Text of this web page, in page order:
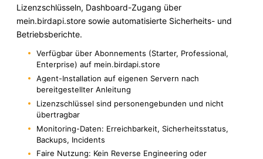
Lizenzschlüsseln, Dashboard-Zugang über
mein.birdapi.store sowie automatisierte Sicherheits- und
Betriebsberichte.
Verfügbar über Abonnements (Starter, Professional,
Enterprise) auf mein.birdapi.store
Agent-Installation auf eigenen Servern nach
bereitgestellter Anleitung
Lizenzschlüssel sind personengebunden und nicht
übertragbar
Monitoring-Daten: Erreichbarkeit, Sicherheitsstatus,
Backups, Incidents
Faire Nutzung: Kein Reverse Engineering oder